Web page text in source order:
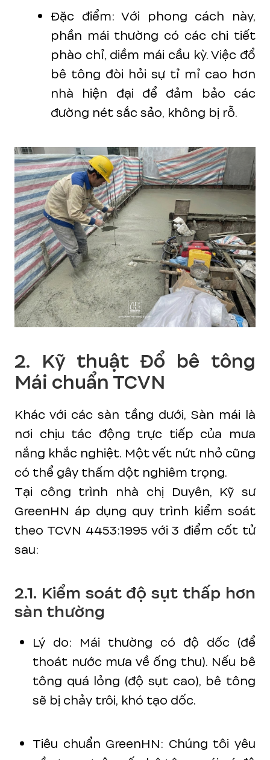
Đặc điểm: Với phong cách này,
phần mái thường có các chi tiết
phào chỉ, diềm mái cầu kỳ. Việc đổ
bê tông đòi hỏi sự tỉ mỉ cao hơn
nhà hiện đại để đảm bảo các
đường nét sắc sảo, không bị rỗ.
2. Kỹ thuật Đổ bê tông
Mái chuẩn TCVN
Khác với các sàn tầng dưới, Sàn mái là
nơi chịu tác động trực tiếp của mưa
nắng khắc nghiệt. Một vết nứt nhỏ cũng
có thể gây thấm dột nghiêm trọng.
Tại công trình nhà chị Duyên, Kỹ sư
GreenHN áp dụng quy trình kiểm soát
theo TCVN 4453:1995 với 3 điểm cốt tử
sau:
2.1. Kiểm soát độ sụt thấp hơn
sàn thường
Lý do: Mái thường có độ dốc (để
thoát nước mưa về ống thu). Nếu bê
tông quá lỏng (độ sụt cao), bê tông
sẽ bị chảy trôi, khó tạo dốc.
Tiêu chuẩn GreenHN: Chúng tôi yêu